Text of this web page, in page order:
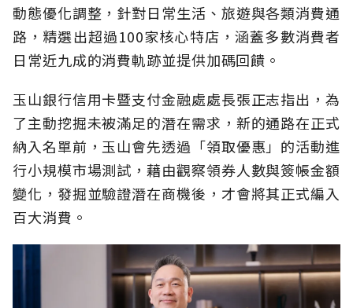
動態優化調整，針對日常生活、旅遊與各類消費通
路，精選出超過100家核心特店，涵蓋多數消費者
日常近九成的消費軌跡並提供加碼回饋。
玉山銀行信用卡暨支付金融處處長張正志指出，為
了主動挖掘未被滿足的潛在需求，新的通路在正式
納入名單前，玉山會先透過「領取優惠」的活動進
行小規模市場測試，藉由觀察領券人數與簽帳金額
變化，發掘並驗證潛在商機後，才會將其正式編入
百大消費。